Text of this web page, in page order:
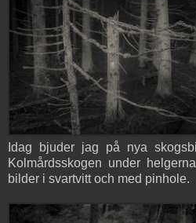
Idag bjuder jag på nya
Kolmårdsskogen under
bilder i svartvitt och med pinhole.